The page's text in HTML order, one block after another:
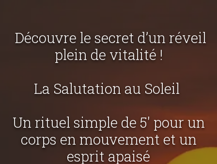
Découvre le secret d’un réveil
plein de vitalité !
La Salutation au Soleil
Un rituel simple de 5' pour un
corps en mouvement et un
esprit apaisé